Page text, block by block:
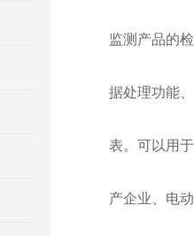
监测产品的
据处理功能
表。可以用
产企业、电